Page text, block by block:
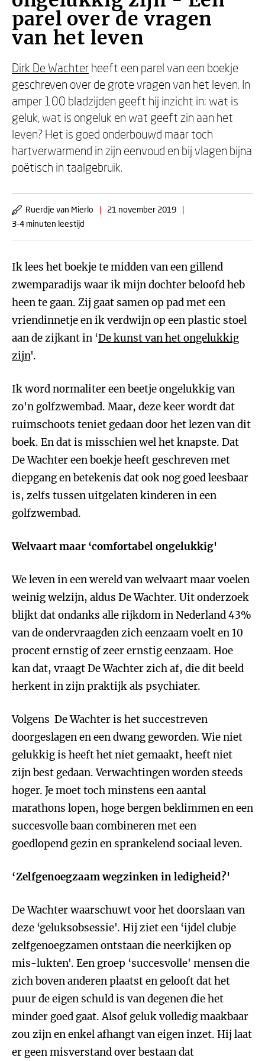
parel over de vragen
van het leven
Dirk De Wachter heeft een parel van een boekje
geschreven over de grote vragen van het leven. In
amper 100 bladzijden geeft hij inzicht in: wat is
geluk, wat is ongeluk en wat geeft zin aan het
leven? Het is goed onderbouwd maar toch
hartverwarmend in zijn eenvoud en bij vlagen bijna
poëtisch in taalgebruik.
Ruerdje van Mierlo | 21 november 2019
|
3-4 minuten leestijd
Ik lees het boekje te midden van een gillend
zwemparadijs waar ik mijn dochter beloofd heb
heen te gaan. Zij gaat samen op pad met een
vriendinnetje en ik verdwijn op een plastic stoel
aan de zijkant in ‘De kunst van het ongelukkig
zijn'.
Ik word normaliter een beetje ongelukkig van
zo'n golfzwembad. Maar, deze keer wordt dat
ruimschoots teniet gedaan door het lezen van dit
boek. En dat is misschien wel het knapste. Dat
De Wachter een boekje heeft geschreven met
diepgang en betekenis dat ook nog goed leesbaar
is, zelfs tussen uitgelaten kinderen in een
golfzwembad.
Welvaart maar ‘comfortabel ongelukkig'
We leven in een wereld van welvaart maar voelen
weinig welzijn, aldus De Wachter. Uit onderzoek
blijkt dat ondanks alle rijkdom in Nederland 43%
van de ondervraagden zich eenzaam voelt en 10
procent ernstig of zeer ernstig eenzaam. Hoe
kan dat, vraagt De Wachter zich af, die dit beeld
herkent in zijn praktijk als psychiater.
Volgens De Wachter is het succestreven
doorgeslagen en een dwang geworden. Wie niet
gelukkig is heeft het niet gemaakt, heeft niet
zijn best gedaan. Verwachtingen worden steeds
hoger. Je moet toch minstens een aantal
marathons lopen, hoge bergen beklimmen en een
succesvolle baan combineren met een
goedlopend gezin en sprankelend sociaal leven.
‘Zelfgenoegzaam wegzinken in ledigheid?'
De Wachter waarschuwt voor het doorslaan van
deze ‘geluksobsessie'. Hij ziet een ‘ijdel clubje
zelfgenoegzamen ontstaan die neerkijken op
mis-lukten'. Een groep ‘succesvolle' mensen die
zich boven anderen plaatst en gelooft dat het
puur de eigen schuld is van degenen die het
minder goed gaat. Alsof geluk volledig maakbaar
zou zijn en enkel afhangt van eigen inzet. Hij laat
er geen misverstand over bestaan dat